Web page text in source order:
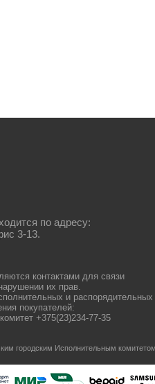
по адресу:
3-13.
контактами для связи
их прав.
и распорядительных
покупателей:
+375(23)234-77-35
городским Исполнительным